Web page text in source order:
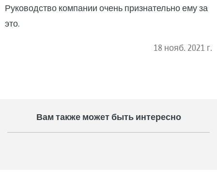
Руководство компании очень признательно ему за
это.
18 нояб. 2021 г.
Вам также может быть интересно